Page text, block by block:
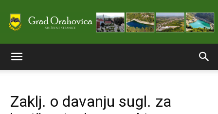
stranice
Zaklj. o davanju sugl. za